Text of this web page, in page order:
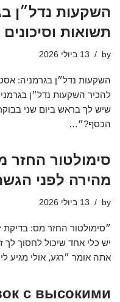
השקעות נדל״ן
תשואות
by 13 ביולי 2026
השקעות נדל״ן בגרמניה:
להכיר השקעות נדל״ן
שיש לך בראש ביום שני
הכסף?״…
סימולטור החזר
מהירה לפני
by 13 ביולי 2026
״סימולטור החזר מס:
יש כלי אחד שיכול לחסוך
אתה אומר ״רגע, אולי מגיע
с высокими